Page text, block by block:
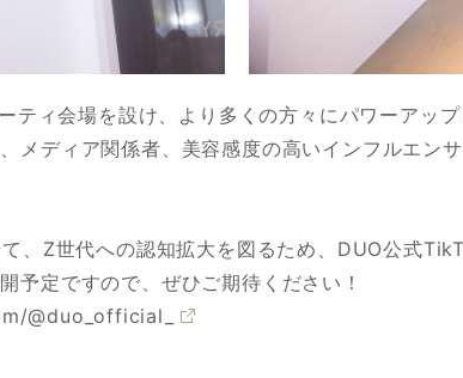
ティ会場を設け、より多くの方々にパワーアッ
メディア関係者、美容感度の高いインフルエン
、Z世代への認知拡大を図るため、DUO公式
予定ですので、ぜひご期待ください！
@duo_official_